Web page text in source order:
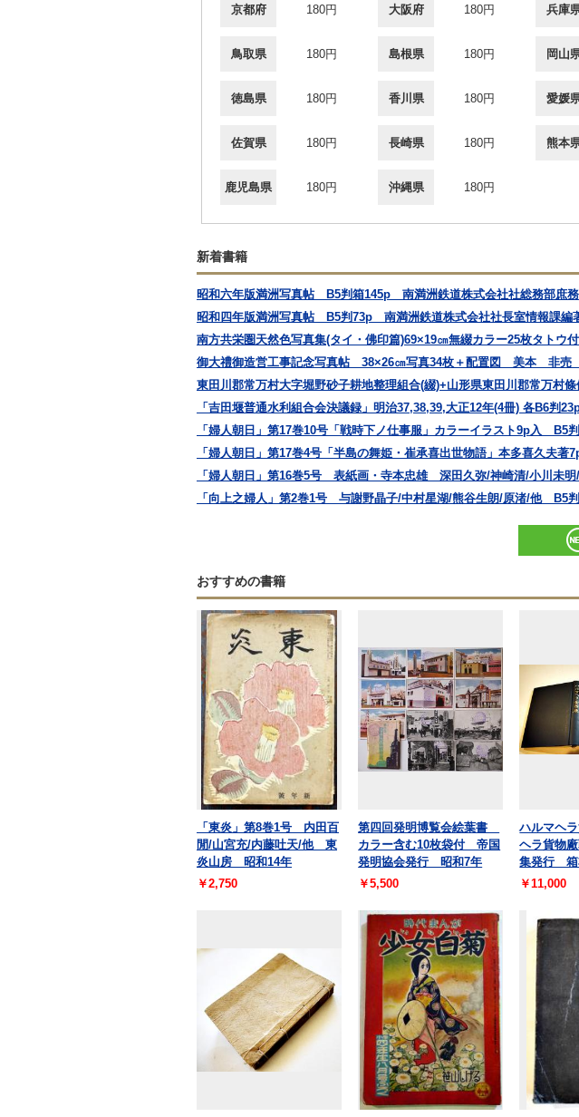
京都府 180円 大阪府 180円 兵庫
鳥取県 180円 島根県 180円 岡山
徳島県 180円 香川県 180円 愛媛
佐賀県 180円 長崎県 180円 熊本
鹿児島県 180円 沖縄県 180円
新着書籍
昭和六年版満洲写真帖 B5判箱145p 南満洲鉄道株式会社社総務部庶
昭和四年版満洲写真帖 B5判73p 南満洲鉄道株式会社社長室情報課
南方共栄圏天然色写真集(タイ・佛印篇)69×19㎝無綴カラー25枚タト
御大禮御造営工事記念写真帖 38×26㎝写真34枚＋配置図 美本 非
東田川郡常万村大字堀野砂子耕地整理組合(綴)+山形県東田川郡常万
「吉田堰普通水利組合会決議録」明治37,38,39,大正12年(4冊) 各B6判
「婦人朝日」第17巻10号「戦時下ノ仕事服」カラーイラスト9p入
「婦人朝日」第17巻4号「半島の舞姫・崔承喜出世物語」本多喜久
「婦人朝日」第16巻5号 表紙画・寺本忠雄 深田久弥/神崎清/小川
「向上之婦人」第2巻1号 与謝野晶子/中村星湖/熊谷生朗/原渚/他
おすすめの書籍
「東炎」第8巻1号 内田百
閒/山宮充/内藤吐天/他 東
炎山房 昭和14年
￥2,750
第四回発明博覧会絵葉書
カラー含む10枚袋付 帝国
発明協会発行 昭和7年
￥5,500
ハルマヘ
ヘラ貨物
集発行
￥11,000